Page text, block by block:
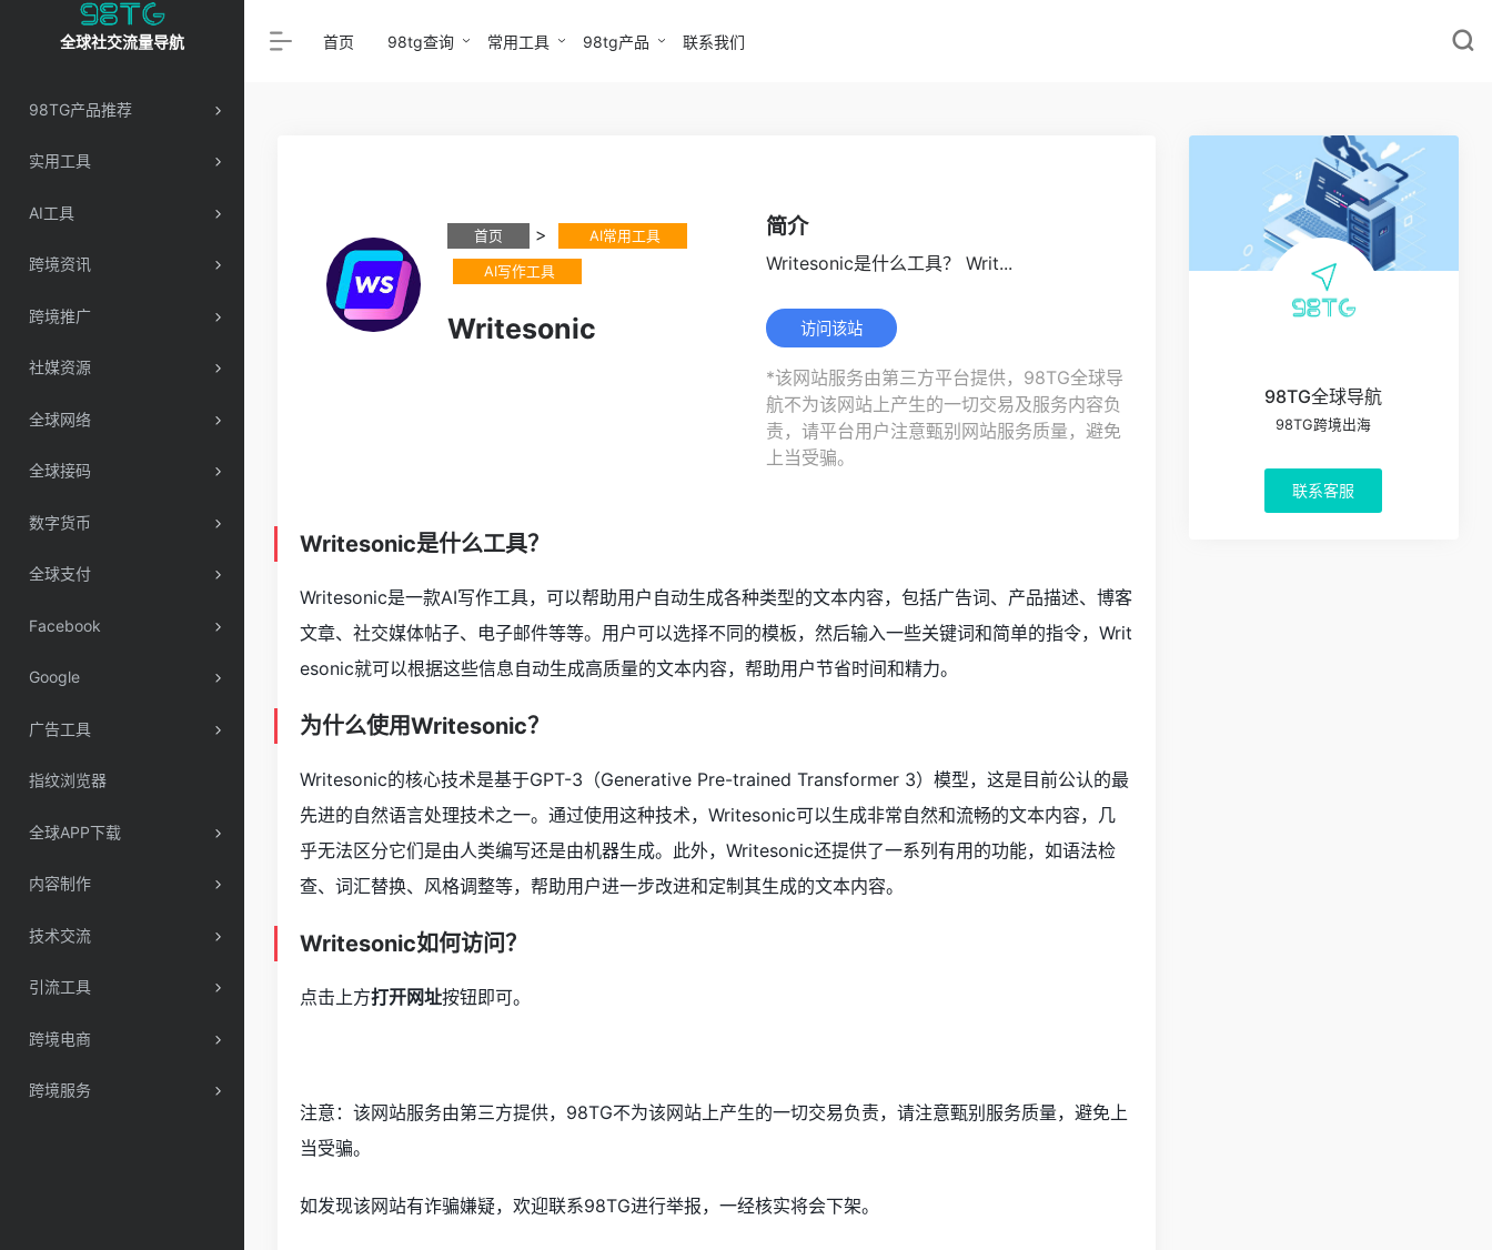
全球社交流量导航
98TG产品推荐
实用工具
AI工具
跨境资讯
跨境推广
社媒资源
全球网络
全球接码
数字货币
全球支付
Facebook
Google
广告工具
指纹浏览器
全球APP下载
内容制作
技术交流
引流工具
跨境电商
跨境服务
首页 98tg查询 常用工具 98tg产品 联系我们
首页 > AI常用工具
AI写作工具
Writesonic
简介
Writesonic是什么工具？ Writ...
访问该站
*该网站服务由第三方平台提供，98TG全球导
航不为该网站上产生的一切交易及服务内容负
责，请平台用户注意甄别网站服务质量，避免
上当受骗。
Writesonic是什么工具？
Writesonic是一款AI写作工具，可以帮助用户自动生成各种类型的文本内容，包括广告词、产品描述、博客
文章、社交媒体帖子、电子邮件等等。用户可以选择不同的模板，然后输入一些关键词和简单的指令，Writ
esonic就可以根据这些信息自动生成高质量的文本内容，帮助用户节省时间和精力。
为什么使用Writesonic？
Writesonic的核心技术是基于GPT-3（Generative Pre-trained Transformer 3）模型，这是目前公认的最
先进的自然语言处理技术之一。通过使用这种技术，Writesonic可以生成非常自然和流畅的文本内容，几
乎无法区分它们是由人类编写还是由机器生成。此外，Writesonic还提供了一系列有用的功能，如语法检
查、词汇替换、风格调整等，帮助用户进一步改进和定制其生成的文本内容。
Writesonic如何访问？
点击上方打开网址按钮即可。
注意：该网站服务由第三方提供，98TG不为该网站上产生的一切交易负责，请注意甄别服务质量，避免上
当受骗。
如发现该网站有诈骗嫌疑，欢迎联系98TG进行举报，一经核实将会下架。
98TG全球导航
98TG跨境出海
联系客服